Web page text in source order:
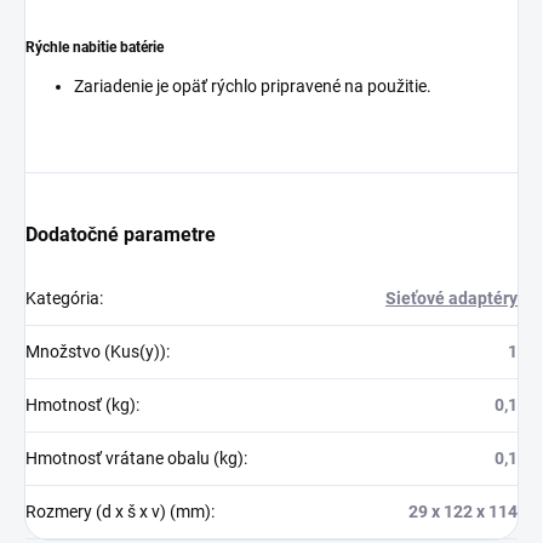
Rýchle nabitie batérie
Zariadenie je opäť rýchlo pripravené na použitie.
Dodatočné parametre
Kategória: Sieťové adaptéry
Množstvo (Kus(y)): 1
Hmotnosť (kg): 0,1
Hmotnosť vrátane obalu (kg): 0,1
Rozmery (d x š x v) (mm): 29 x 122 x 114